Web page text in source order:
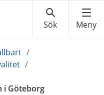
/
/
i Göteborg